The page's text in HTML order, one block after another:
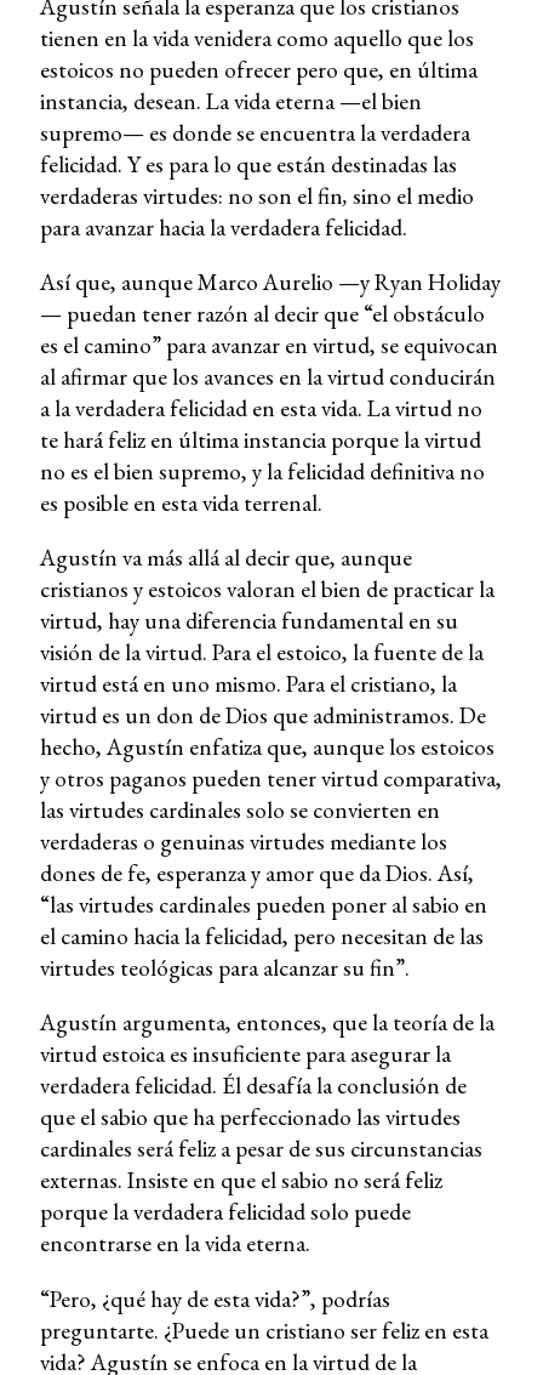
Agustín señala la esperanza que los cristianos
tienen en la vida venidera como aquello que los
estoicos no pueden ofrecer pero que, en última
instancia, desean. La vida eterna —el bien
supremo— es donde se encuentra la verdadera
felicidad. Y es para lo que están destinadas las
verdaderas virtudes: no son el fin, sino el medio
para avanzar hacia la verdadera felicidad.
Así que, aunque Marco Aurelio —y Ryan Holiday
— puedan tener razón al decir que “el obstáculo
es el camino” para avanzar en virtud, se equivocan
al afirmar que los avances en la virtud conducirán
a la verdadera felicidad en esta vida. La virtud no
te hará feliz en última instancia porque la virtud
no es el bien supremo, y la felicidad definitiva no
es posible en esta vida terrenal.
Agustín va más allá al decir que, aunque
cristianos y estoicos valoran el bien de practicar la
virtud, hay una diferencia fundamental en su
visión de la virtud. Para el estoico, la fuente de la
virtud está en uno mismo. Para el cristiano, la
virtud es un don de Dios que administramos. De
hecho, Agustín enfatiza que, aunque los estoicos
y otros paganos pueden tener virtud comparativa,
las virtudes cardinales solo se convierten en
verdaderas o genuinas virtudes mediante los
dones de fe, esperanza y amor que da Dios. Así,
“las virtudes cardinales pueden poner al sabio en
el camino hacia la felicidad, pero necesitan de las
virtudes teológicas para alcanzar su fin”.
Agustín argumenta, entonces, que la teoría de la
virtud estoica es insuficiente para asegurar la
verdadera felicidad. Él desafía la conclusión de
que el sabio que ha perfeccionado las virtudes
cardinales será feliz a pesar de sus circunstancias
externas. Insiste en que el sabio no será feliz
porque la verdadera felicidad solo puede
encontrarse en la vida eterna.
“Pero, ¿qué hay de esta vida?”, podrías
preguntarte. ¿Puede un cristiano ser feliz en esta
vida? Agustín se enfoca en la virtud de la